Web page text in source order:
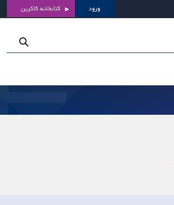
ورود کتابخانه کاکرین